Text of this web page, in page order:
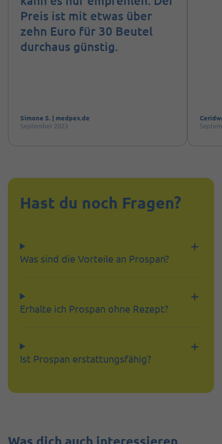
Preis ist mit etwas über
zehn Euro für 30 Beutel
durchaus günstig.
Simone S. | medpex.de
September 2023
Hast du noch Fragen?
Was sind die Vorteile an Prospan?
Erhalte ich Prospan ohne Rezept?
Ist Prospan erstattungsfähig?
Was dich auch interessieren